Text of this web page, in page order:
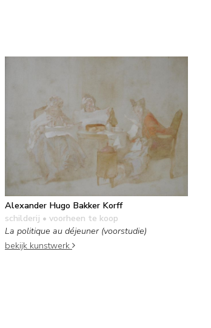
Alexander Hugo Bakker Korff
schilderij • voorheen te koop
La politique au déjeuner (voorstudie)
bekijk kunstwerk